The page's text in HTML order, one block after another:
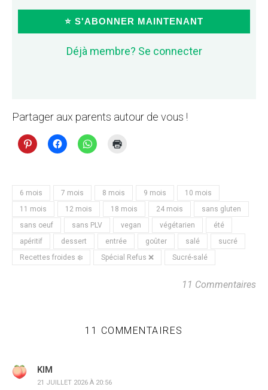
⭐ S'ABONNER MAINTENANT
Déjà membre? Se connecter
Partager aux parents autour de vous !
6 mois 7 mois 8 mois 9 mois
10 mois
11 mois
12 mois 18 mois 24 mois
sans gluten
sans oeuf
sans PLV vegan végétarien
été
apéritif
dessert entrée goûter salé
sucré
Recettes froides ❄️
Spécial Refus ❌ Sucré-salé
11 Commentaires
11 COMMENTAIRES
KIM
21 JUILLET 2026 À 20:56